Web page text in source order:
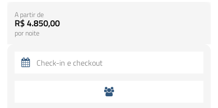
A partir de
R$ 4.850,00
por noite